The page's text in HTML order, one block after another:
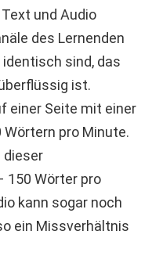
und Audio
des Lernenden
sind, das
ist.
einer Seite mit einer
pro Minute.
dieser
150 Wörter pro
kann sogar noch
ein Missverhältnis